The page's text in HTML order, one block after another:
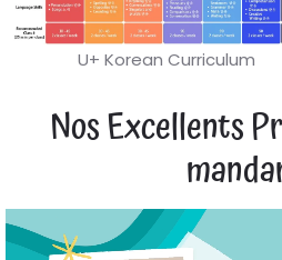
U+ Korean Curriculum
Nos Excellents